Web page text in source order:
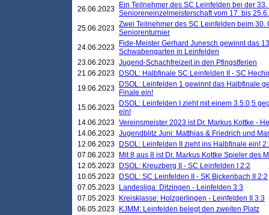
26.06.2023
Ein Teilnehmer des SC Leinfelden bei der
Senioreneinzelmeisterschaft vom 17. bis
25.06.2023 Zwei Teilnehmer des SC Leinfelden beim
Seniorenturnier
24.06.2023
Fide-Meister Gerhard Junesch gewinnt das
Schwabengarten in Leinfelden
23.06.2023 Jugend-Schachfreizeit in den Pfingstferien
21.06.2023
DSOL: Halbfinale SC Leinfelden II - SC
19.06.2023
DSOL: Leinfelden 1 gewinnt das Halbfinale
Finale ein!
15.06.2023
DSOL: Leinfelden I zieht mit einem 3.5:0,5
ein!
14.06.2023 Vereinsmeister 2023 ist Dr. Markus Kottke -
14.06.2023 Jugendblitz Juni: Matthias & Friedrich und
12.06.2023
DSOL: Leinfelden II zieht ins Halbfinale ein!
07.06.2023
Mit 8 aus 8 ist Dr. Markus Kottke Spieler des
12.05.2023
DSOL: Kreuzberg II - SC Leinfelden I 2:2
10.05.2023
DSOL: SC Leinfelden II - SK Bickenbach II 2:2
07.05.2023
Landesliga: Ditzingen - Leinfelden 3:3
07.05.2023
Kreisklasse: Holzgerlingen - Leinfelden II 3:3
06.05.2023
KJMM: Leinfelden belegt den zweiten Platz